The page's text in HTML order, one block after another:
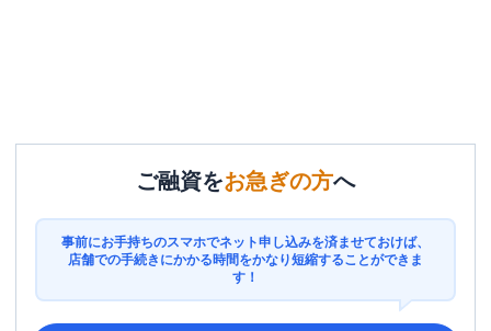
ご融資をお急ぎの方へ
事前にお手持ちのスマホでネット申し込みを済ませておけば、
店舗での手続きにかかる時間をかなり短縮することができま
す！